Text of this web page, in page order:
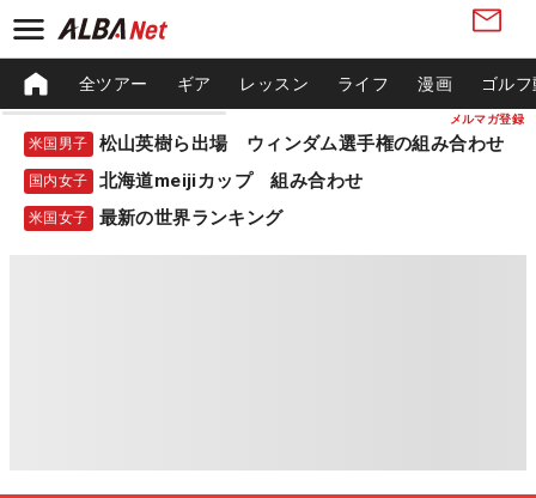
メルマガ登録
全ツアー ギア レッスン ライフ 漫画 ゴル
米国男子 松山英樹ら出場 ウィンダム選手権の組み合わせ
国内女子 北海道meijiカップ 組み合わせ
米国女子 最新の世界ランキング